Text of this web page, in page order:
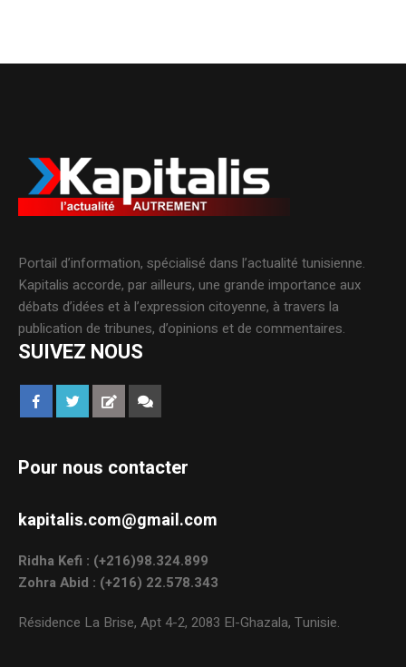
Portail d’information, spécialisé dans l’actualité tunisienne.
Kapitalis accorde, par ailleurs, une grande importance aux
débats d’idées et à l’expression citoyenne, à travers la
publication de tribunes, d’opinions et de commentaires.
SUIVEZ NOUS
Pour nous contacter
kapitalis.com@gmail.com
Ridha Kefi : (+216)98.324.899
Zohra Abid : (+216) 22.578.343
Résidence La Brise, Apt 4-2, 2083 El-Ghazala, Tunisie.